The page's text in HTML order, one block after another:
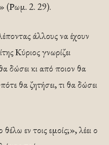
(Ρωμ. 2. 29).
άλλους να έχουν
Κύριος γνωρίζει
δώσει κι από ποιον θα
θα ζητήσει, τι θα δώσει
εν τοις εμοίς;», λέει ο